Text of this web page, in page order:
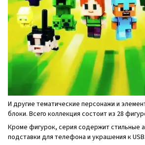
И другие тематические персонажи и
блоки. Всего коллекция состоит из 28
Кроме фигурок, серия содержит стильные
подставки для телефона и украшения к USB.